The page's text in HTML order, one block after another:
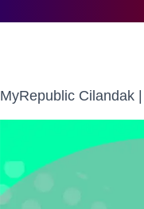
MyRepublic Cilandak